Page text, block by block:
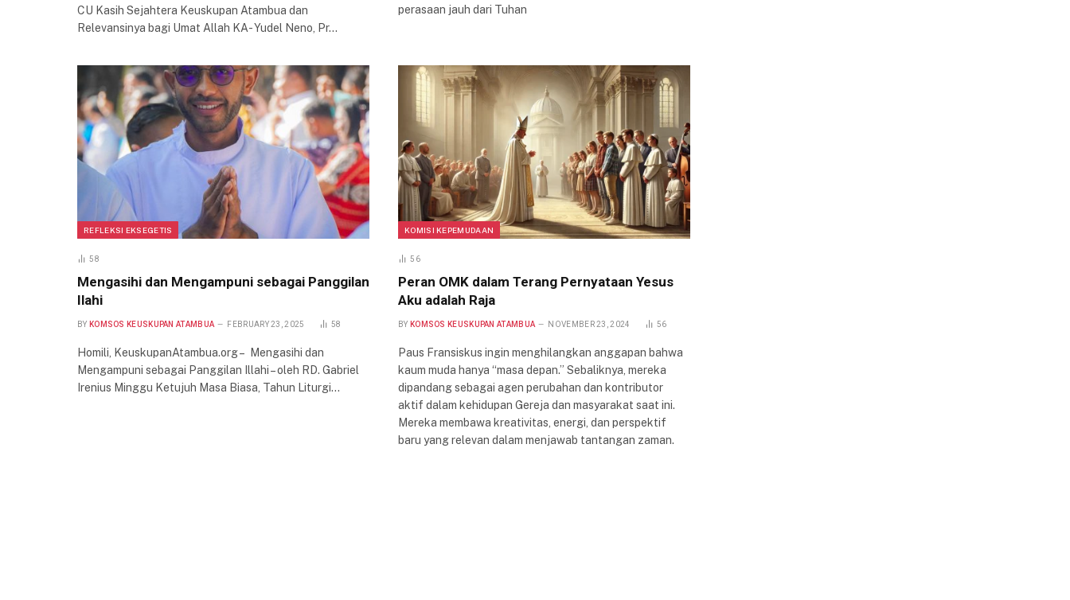
CU Kasih Sejahtera Keuskupan Atambua dan
Relevansinya bagi Umat Allah KA- Yudel Neno, Pr…
perasaan jauh dari Tuhan
REFLEKSI EKSEGETIS
58
Mengasihi dan Mengampuni sebagai Panggilan
Ilahi
BY KOMSOS KEUSKUPAN ATAMBUA FEBRUARY 23, 2025 58
Homili, KeuskupanAtambua.org – Mengasihi dan
Mengampuni sebagai Panggilan Illahi – oleh RD. Gabriel
Irenius Minggu Ketujuh Masa Biasa, Tahun Liturgi…
KOMISI KEPEMUDAAN
56
Peran OMK dalam Terang Pernyataan Yesus
Aku adalah Raja
BY KOMSOS KEUSKUPAN ATAMBUA NOVEMBER 23, 2024 56
Paus Fransiskus ingin menghilangkan anggapan bahwa
kaum muda hanya “masa depan.” Sebaliknya, mereka
dipandang sebagai agen perubahan dan kontributor
aktif dalam kehidupan Gereja dan masyarakat saat ini.
Mereka membawa kreativitas, energi, dan perspektif
baru yang relevan dalam menjawab tantangan zaman.